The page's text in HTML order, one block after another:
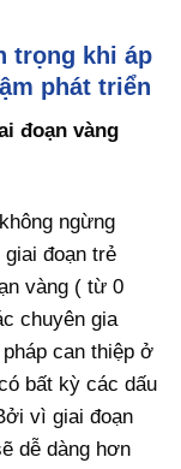
trọng khi áp
phát triển
đoạn vàng
ngừng
đoạn trẻ
vàng ( từ 0
chuyên gia
can thiệp ở
bất kỳ các dấu
vì giai đoạn
dễ dàng hơn